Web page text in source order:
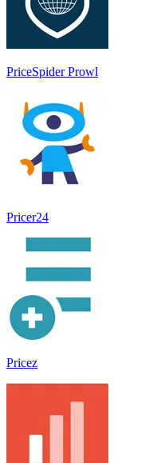
PriceSpider Prowl
Pricer24
Pricez